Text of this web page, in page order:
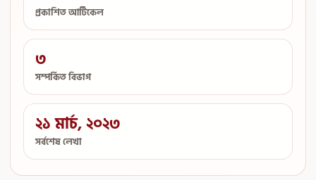
প্রকাশিত আর্টিকেল
৩
সম্পর্কিত বিভাগ
২১ মার্চ, ২০২৩
সর্বশেষ লেখা